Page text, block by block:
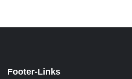
Footer-Links